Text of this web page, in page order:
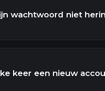
wachtwoord niet
keer een nieuw